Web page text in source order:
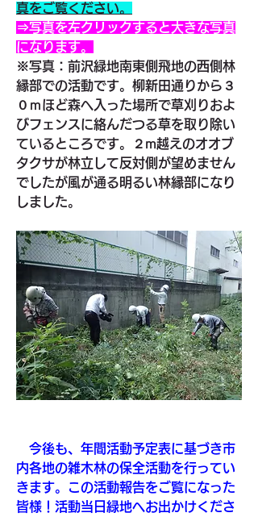
真をご覧ください。
⇒写真を左クリックすると大きな写真
になります。
※写真：前沢緑地南東側飛地の西側林
縁部での活動です。柳新田通りから３
０ｍほど森へ入った場所で草刈りおよ
びフェンスに絡んだつる草を取り除い
ているところです。２m越えのオオブ
タクサが林立して反対側が望めません
でしたが風が通る明るい林縁部になり
しました。
今後も、年間活動予定表に基づき市
内各地の雑木林の保全活動を行ってい
きます。この活動報告をご覧になった
皆様！活動当日緑地へお出かけくださ